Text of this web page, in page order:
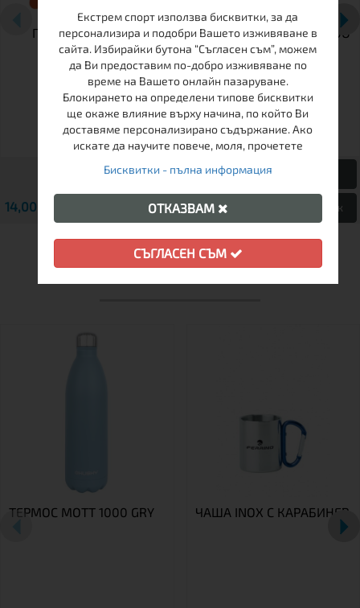
ПРИБОРИ FRENDO
DETACHABLE
14,00 € / 27.38 лв. Виж
ТЕРМО-БУТИЛКА FRENDO
TRADITIONAL 500 МЛ
14,32 € / 28.01 лв. Виж
ДРУГИ КЛИЕНТИ ХАРЕСАХА
ТЕРМОС MOTT 1000 GRY ЧАША INOX С КАРАБИНЕР
Екстрем спорт използва бисквитки, за да
персонализира и подобри Вашето изживяване в
сайта. Избирайки бутона “Съгласен съм”, можем
да Ви предоставим по-добро изживяване по
време на Вашето онлайн пазаруване.
Блокирането на определени типове бисквитки
ще окаже влияние върху начина, по който Ви
доставяме персонализирано съдържание. Ако
искате да научите повече, моля, прочетете
Бисквитки - пълна информация
ОТКАЗВАМ
СЪГЛАСЕН СЪМ